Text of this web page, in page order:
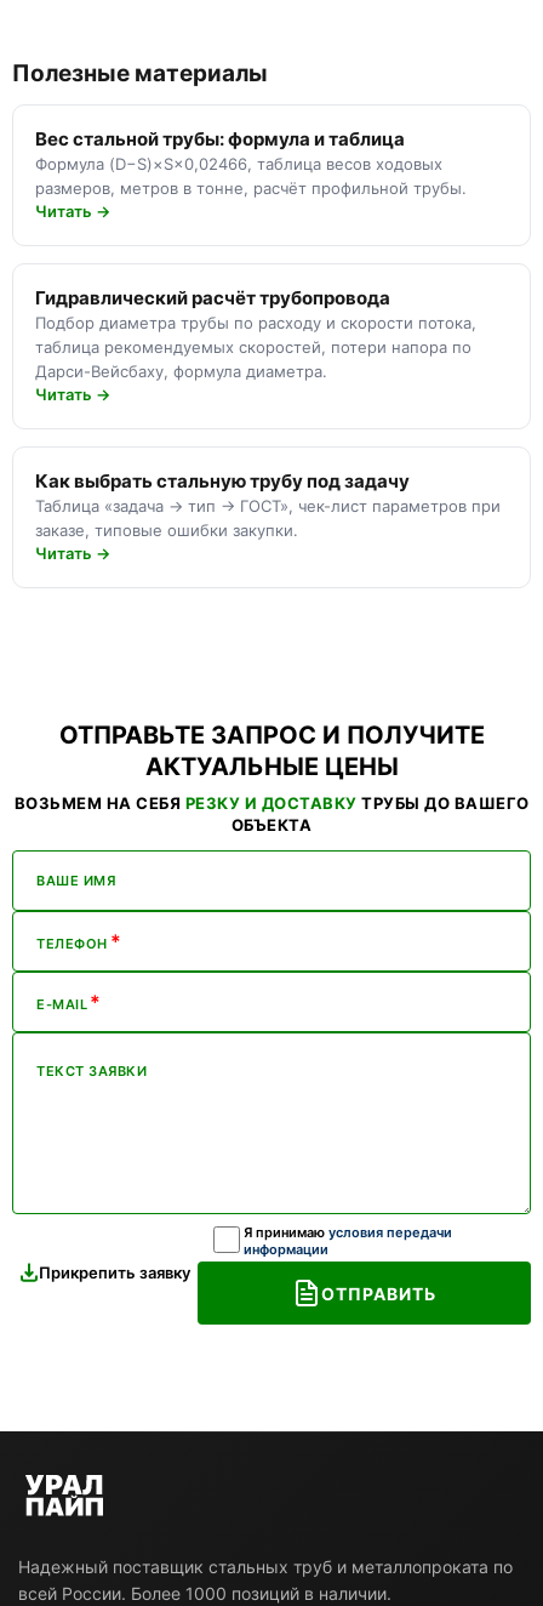
Полезные материалы
Вес стальной трубы: формула и таблица
Формула (D−S)×S×0,02466, таблица весов ходовых
размеров, метров в тонне, расчёт профильной трубы.
Читать →
Гидравлический расчёт трубопровода
Подбор диаметра трубы по расходу и скорости потока,
таблица рекомендуемых скоростей, потери напора по
Дарси-Вейсбаху, формула диаметра.
Читать →
Как выбрать стальную трубу под задачу
Таблица «задача → тип → ГОСТ», чек-лист параметров при
заказе, типовые ошибки закупки.
Читать →
ОТПРАВЬТЕ ЗАПРОС И ПОЛУЧИТЕ
АКТУАЛЬНЫЕ ЦЕНЫ
ВОЗЬМЕМ НА СЕБЯ РЕЗКУ И ДОСТАВКУ ТРУБЫ ДО ВАШЕГО
ОБЪЕКТА
ВАШЕ ИМЯ
ТЕЛЕФОН *
E-MAIL *
ТЕКСТ ЗАЯВКИ
Прикрепить заявку
Я принимаю условия передачи
информации
ОТПРАВИТЬ
Надежный поставщик стальных труб и металлопроката по
всей России. Более 1000 позиций в наличии.